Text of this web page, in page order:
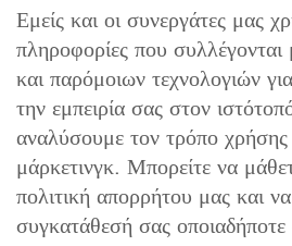
o
k
r
a
m
ΧΡΗΣΙΜΑ
Όροι Χρήσης
Τρόπος Πληρωμής
Εμείς και οι συνεργάτες μας
πληροφορίες που
και παρόμοιων τεχνολογιών
την εμπειρία σας στον
αναλύσουμε τον τρόπο χρήσης
μάρκετινγκ. Μπορείτε να
πολιτική απορρήτου μας και να
συγκατάθεσή σας οποιαδήποτε